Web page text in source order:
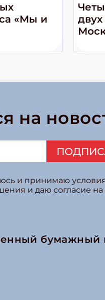
«Мы и
на
и принимаю
и даю согласие
бумажный